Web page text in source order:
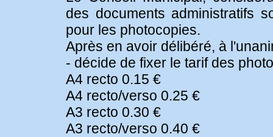
des documents administratifs
pour les photocopies.
Après en avoir délibéré, à
- décide de fixer le tarif des
A4 recto 0.15 €
A4 recto/verso 0.25 €
A3 recto 0.30 €
A3 recto/verso 0.40 €